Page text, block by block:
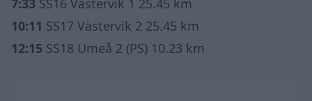
10:11 SS17 Västervik 2 25.45 km
12:15 SS18 Umeå 2 (PS) 10.23 km